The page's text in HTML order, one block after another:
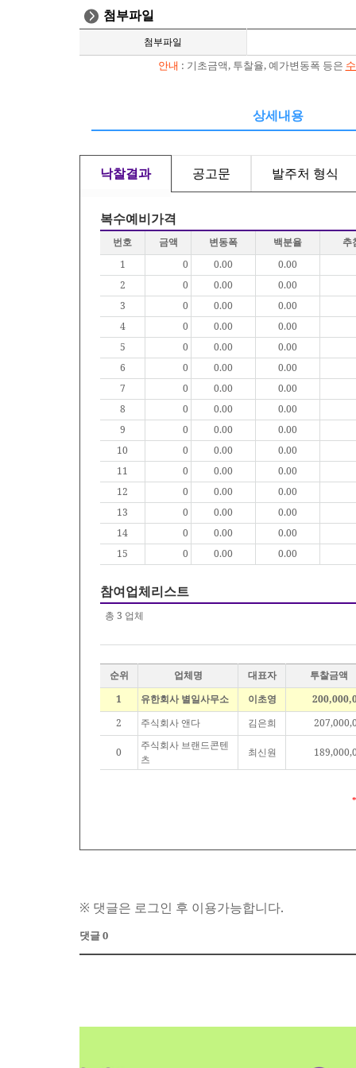
첨부파일
첨부파일
안내 : 기초금액, 투찰율, 예가변동폭 등은
상세내용
낙찰결과 공고문 발주처 형식
복수예비가격
번호 금액 변동폭 백분율
추
1
0 0.00
0.00
2
0 0.00
0.00
3
0 0.00
0.00
4
0 0.00
0.00
5
0 0.00
0.00
6
0 0.00
0.00
7
0 0.00
0.00
8
0 0.00
0.00
9
0 0.00
0.00
10
0 0.00
0.00
11
0 0.00
0.00
12
0 0.00
0.00
13
0 0.00
0.00
14
0 0.00
0.00
15
0 0.00 0.00
참여업체리스트
총 3 업체
순위 업체명 대표자
투찰금액
1
유한회사 별일사무소 이초영
2
주식회사 앤다 김은희
0
주식회사 브랜드콘텐
츠
최신원
※ 댓글은 로그인 후 이용가능합니다.
댓글 0